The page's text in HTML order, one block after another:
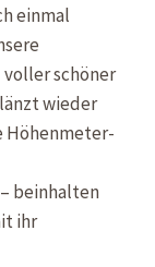
einmal
schöner
wieder
Höhenmeter-
beinhalten
ihr